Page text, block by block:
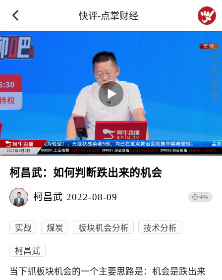
快评-点掌财经
柯昌武：如何判断跌出来的机会
柯昌武 2022-08-09
实战 煤炭 板块机会分析
技术分析
柯昌武
当下抓板块机会的一个主要思路是：机会是跌出来